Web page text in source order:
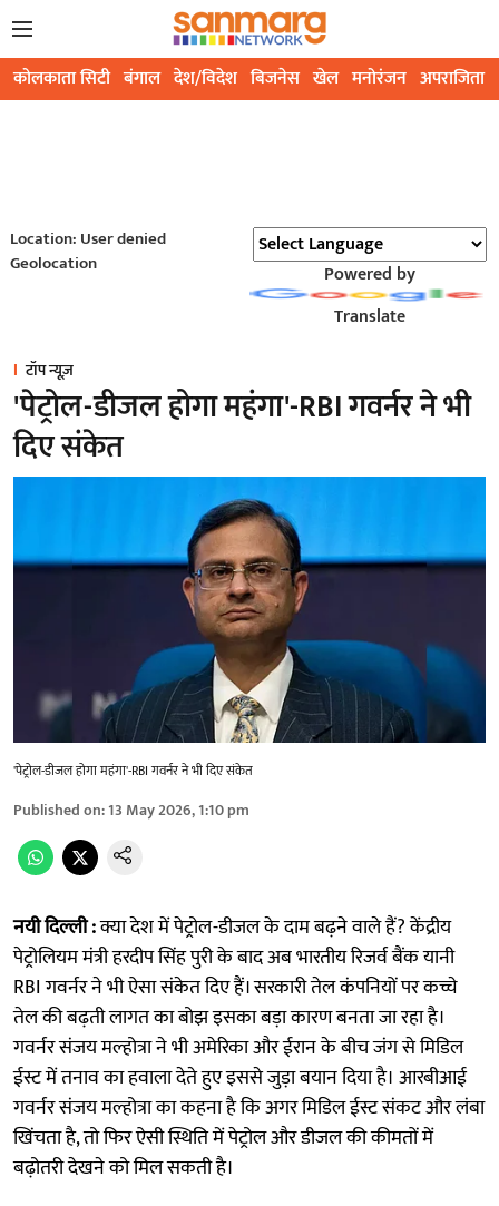
कोलकाता सिटी बंगाल देश/विदेश बिजनेस खेल मनोरंजन अपराजिता
Location: User denied
Geolocation
Powered by
Translate
टॉप न्यूज़
'पेट्रोल-डीजल होगा महंगा'-RBI गवर्नर ने भी
दिए संकेत
'पेट्रोल-डीजल होगा महंगा'-RBI गवर्नर ने भी दिए संकेत
Published on:13 May 2026, 1:10 pm
नयी दिल्ली :क्या देश में पेट्रोल-डीजल के दाम बढ़ने वाले हैं? केंद्रीय
पेट्रोलियम मंत्री हरदीप सिंह पुरी के बाद अब भारतीय रिजर्व बैंक यानी
RBI गवर्नर ने भी ऐसा संकेत दिए हैं। सरकारी तेल कंपनियों पर कच्चे
तेल की बढ़ती लागत का बोझ इसका बड़ा कारण बनता जा रहा है।
गवर्नर संजय मल्होत्रा ने भी अमेरिका और ईरान के बीच जंग से मिडिल
ईस्ट में तनाव का हवाला देते हुए इससे जुड़ा बयान दिया है। आरबीआई
गवर्नर संजय मल्होत्रा का कहना है कि अगर मिडिल ईस्ट संकट और लंबा
खिंचता है, तो फिर ऐसी स्थिति में पेट्रोल और डीजल की कीमतों में
बढ़ोतरी देखने को मिल सकती है।